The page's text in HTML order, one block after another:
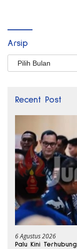
Arsip
Arsip
Recent Post
6 Agustus 2026
Palu Kini